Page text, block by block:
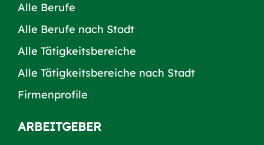
Alle Berufe
Alle Berufe nach Stadt
Alle Tätigkeitsbereiche
Alle Tätigkeitsbereiche nach Stadt
Firmenprofile
ARBEITGEBER